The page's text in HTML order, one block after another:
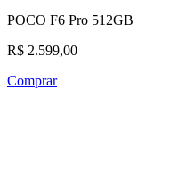
POCO F6 Pro 512GB
R$ 2.599,00
Comprar